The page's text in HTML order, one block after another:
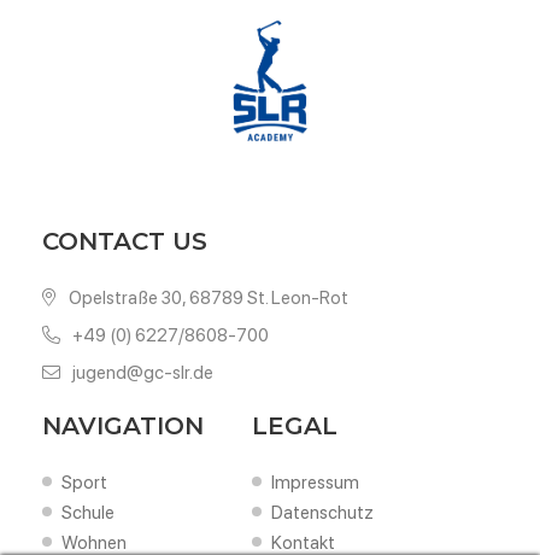
CONTACT US
Opelstraße 30, 68789 St. Leon-Rot
+49 (0) 6227/8608-700
jugend@gc-slr.de
NAVIGATION
Sport
Schule
Wohnen
LEGAL
Impressum
Datenschutz
Kontakt